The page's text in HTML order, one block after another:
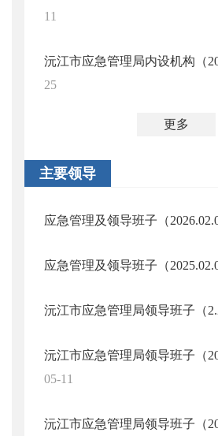
11
沅江市应急管理局内设机构（
25
更多
主要领导
应急管理及领导班子（
应急管理及领导班子（
沅江市应急管理局领导班子（
沅江市应急管理局领导班子（
05-11
沅江市应急管理局领导班子（